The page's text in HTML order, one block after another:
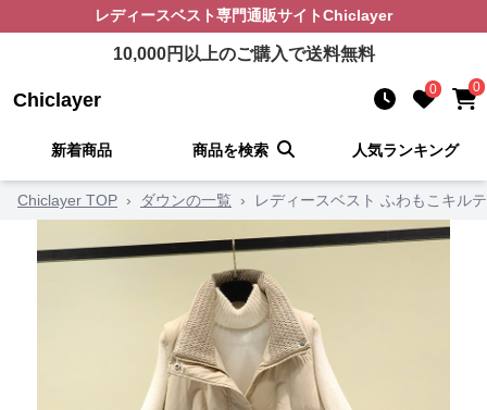
レディースベスト専門通販サイトChiclayer
10,000円以上のご購入で送料無料
Chiclayer 0 0
新着商品 商品を検索 人気ランキング
Chiclayer TOP › ダウンの一覧 › レディースベスト ふわもこキル